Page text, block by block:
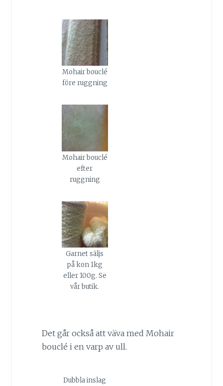
Mohair bouclé
före ruggning
Mohair bouclé
efter
ruggning
Garnet säljs
på kon 1kg
eller 100g. Se
vår butik.
Det går också att väva med Mohair
bouclé i en varp av ull.
Dubbla inslag